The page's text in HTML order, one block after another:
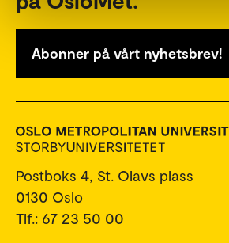
Abonner på vårt nyhetsbrev!
Postboks 4, St. Olavs plass
0130 Oslo
Tlf.: 67 23 50 00